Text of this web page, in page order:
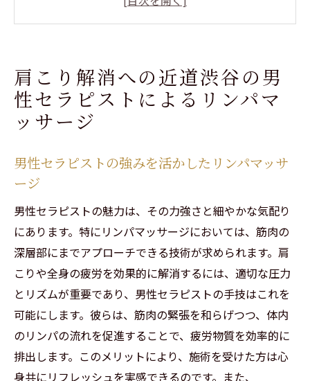
肩こりに効果的なリンパマッサージのポイ
果倍増
渋谷での体験談：肩こりが楽になる瞬間
リンパの流れを改善するテクニック
ョン
験肩こりに効果的
肩こり改善に必要なリンパの知識
男性セラピストが施す肩こりケア
渋谷サロンの施術の流れと特徴
効果を実感！お客様の声
リラックスできる環境と施術の秘密
肩こりに効くおすすめの施術メニュー
肩こり解消への近道渋谷の男
性セラピストによるリンパマ
ッサージ
男性セラピストの強みを活かしたリンパマッサ
ージ
男性セラピストの魅力は、その力強さと細やかな気配り
にあります。特にリンパマッサージにおいては、筋肉の
深層部にまでアプローチできる技術が求められます。肩
こりや全身の疲労を効果的に解消するには、適切な圧力
とリズムが重要であり、男性セラピストの手技はこれを
可能にします。彼らは、筋肉の緊張を和らげつつ、体内
のリンパの流れを促進することで、疲労物質を効率的に
排出します。このメリットにより、施術を受けた方は心
身共にリフレッシュを実感できるのです。また、